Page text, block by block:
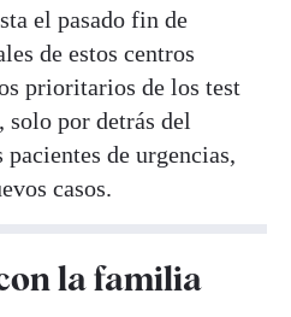
el pasado fin de
de estos centros
prioritarios de los test
solo por detrás del
de urgencias,
casos.
la familia